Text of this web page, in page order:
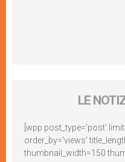
LE
[wpp post_type='post'
order_by='views'
thumbnail_width=150